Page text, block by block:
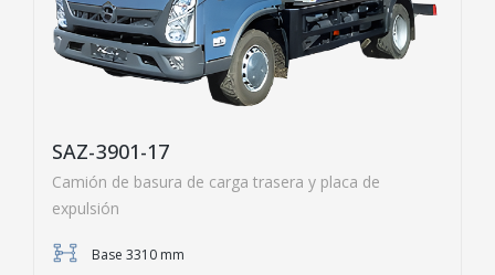
SAZ-3901-17
Camión de basura de carga trasera y placa de
expulsión
Base 3310 mm